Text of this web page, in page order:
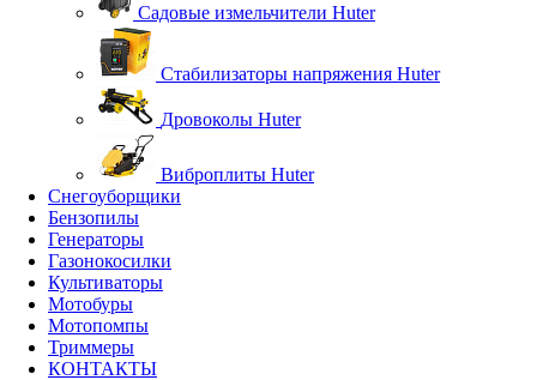
Садовые измельчители Huter
Стабилизаторы напряжения Huter
Дровоколы Huter
Виброплиты Huter
Снегоуборщики
Бензопилы
Генераторы
Газонокосилки
Культиваторы
Мотобуры
Мотопомпы
Триммеры
КОНТАКТЫ